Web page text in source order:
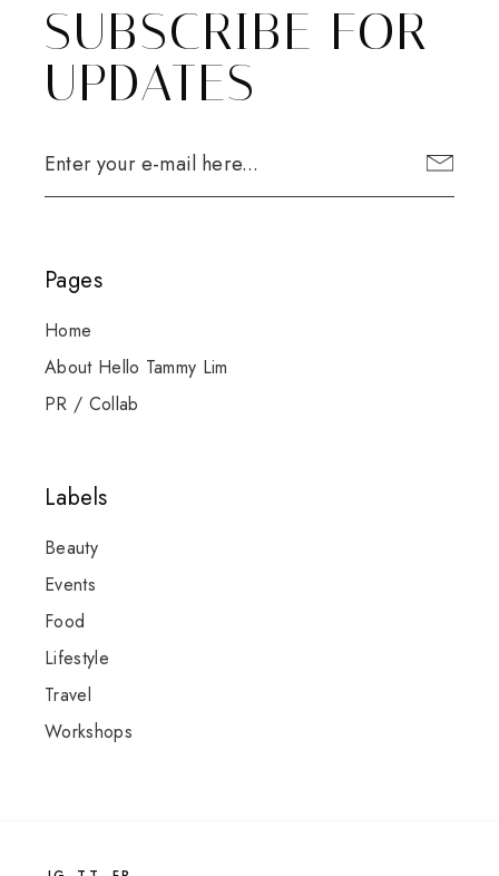
SUBSCRIBE FOR
UPDATES
Pages
Home
About Hello Tammy Lim
PR / Collab
Labels
Beauty
Events
Food
Lifestyle
Travel
Workshops